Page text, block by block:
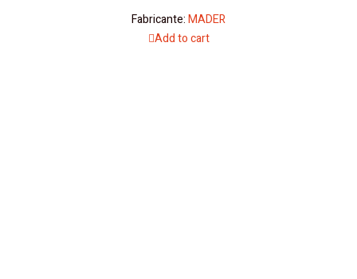
Fabricante:MADER
Add to cart